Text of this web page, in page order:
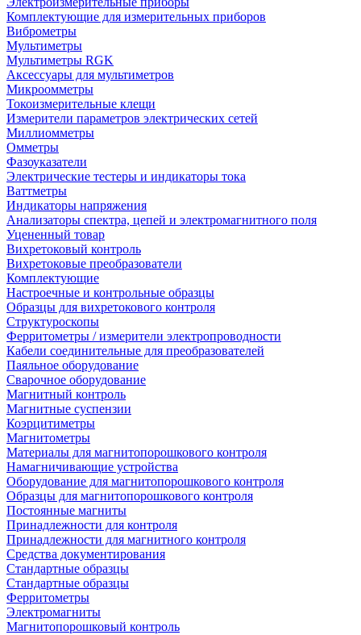
Комплектующие для измерительных приборов
Виброметры
Мультиметры
Мультиметры RGK
Аксессуары для мультиметров
Микроомметры
Токоизмерительные клещи
Измерители параметров электрических сетей
Миллиомметры
Омметры
Фазоуказатели
Электрические тестеры и индикаторы тока
Ваттметры
Индикаторы напряжения
Анализаторы спектра, цепей и электромагнитного поля
Уцененный товар
Вихретоковый контроль
Вихретоковые преобразователи
Комплектующие
Настроечные и контрольные образцы
Образцы для вихретокового контроля
Структуроскопы
Ферритометры / измерители электропроводности
Кабели соединительные для преобразователей
Паяльное оборудование
Сварочное оборудование
Магнитный контроль
Магнитные суспензии
Коэрцитиметры
Магнитометры
Материалы для магнитопорошкового контроля
Намагничивающие устройства
Оборудование для магнитопорошкового контроля
Образцы для магнитопорошкового контроля
Постоянные магниты
Принадлежности для контроля
Принадлежности для магнитного контроля
Средства документирования
Стандартные образцы
Стандартные образцы
Ферритометры
Электромагниты
Магнитопорошковый контроль